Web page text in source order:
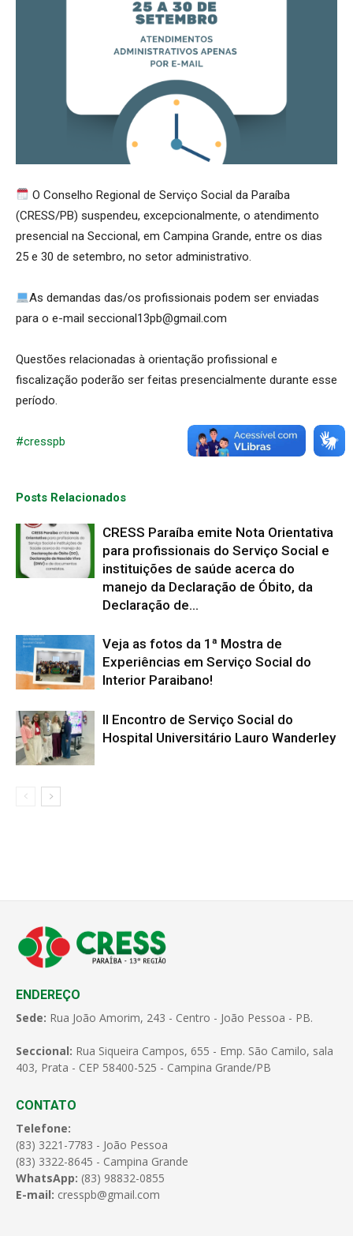
O Conselho Regional de Serviço Social da Paraíba
(CRESS/PB) suspendeu, excepcionalmente, o atendimento
presencial na Seccional, em Campina Grande, entre os dias
25 e 30 de setembro, no setor administrativo.
As demandas das/os profissionais podem ser enviadas
para o e-mail seccional13pb@gmail.com
Questões relacionadas à orientação profissional e
fiscalização poderão ser feitas presencialmente durante esse
período.
#cresspb
Posts Relacionados
CRESS Paraíba emite Nota Orientativa
para profissionais do Serviço Social e
instituições de saúde acerca do
manejo da Declaração de Óbito, da
Declaração de...
Veja as fotos da 1ª Mostra de
Experiências em Serviço Social do
Interior Paraibano!
II Encontro de Serviço Social do
Hospital Universitário Lauro Wanderley
ENDEREÇO
Sede: Rua João Amorim, 243 - Centro - João Pessoa - PB.
Seccional: Rua Siqueira Campos, 655 - Emp. São Camilo, sala
403, Prata - CEP 58400-525 - Campina Grande/PB
CONTATO
Telefone:
(83) 3221-7783 - João Pessoa
(83) 3322-8645 - Campina Grande
WhatsApp: (83) 98832-0855
E-mail: cresspb@gmail.com